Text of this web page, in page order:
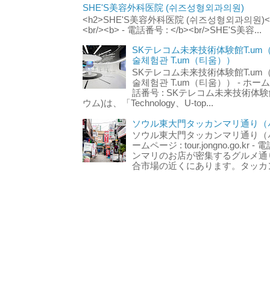
SHE'S美容外科医院 (쉬즈성형외과의원)
<h2>SHE'S美容外科医院 (쉬즈성형외과의원
<br/><b> - 電話番号 : </b><br/>SHE'S美容...
SKテレコム未来技術体験館T.um
술체험관 T.um（티움））
SKテレコム未来技術体験館T.um
술체험관 T.um（티움）） - ホー
話番号 : SKテレコム未来技術体
ウム)は、「Technology、U-top...
ソウル東大門タッカンマリ通り
ソウル東大門タッカンマリ通り
ームページ : tour.jongno.go.kr -
ンマリのお店が密集するグルメ
合市場の近くにあります。タッ